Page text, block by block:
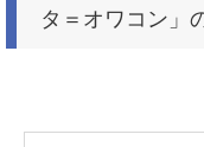
タ＝オワコン」